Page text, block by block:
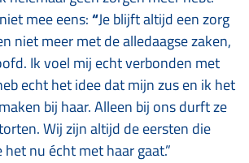
mee eens:“Je blijft altijd een zorg
niet meer met de alledaagse zaken,
Ik voel mij echt verbonden met
echt het idee dat mijn zus en ik het
bij haar. Alleen bij ons durft ze
Wij zijn altijd de eersten die
nu écht met haar gaat.”